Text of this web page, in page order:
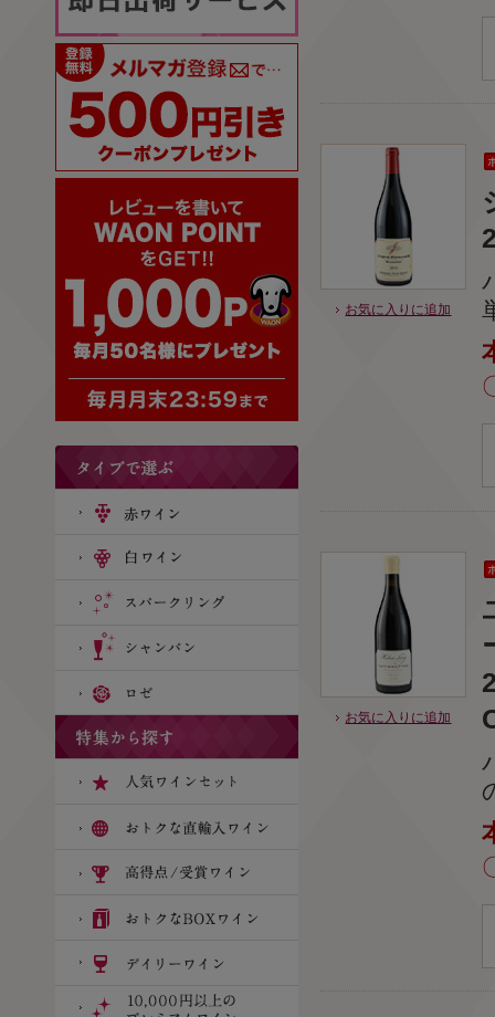
お気に入りに追加
お気に入りに追加